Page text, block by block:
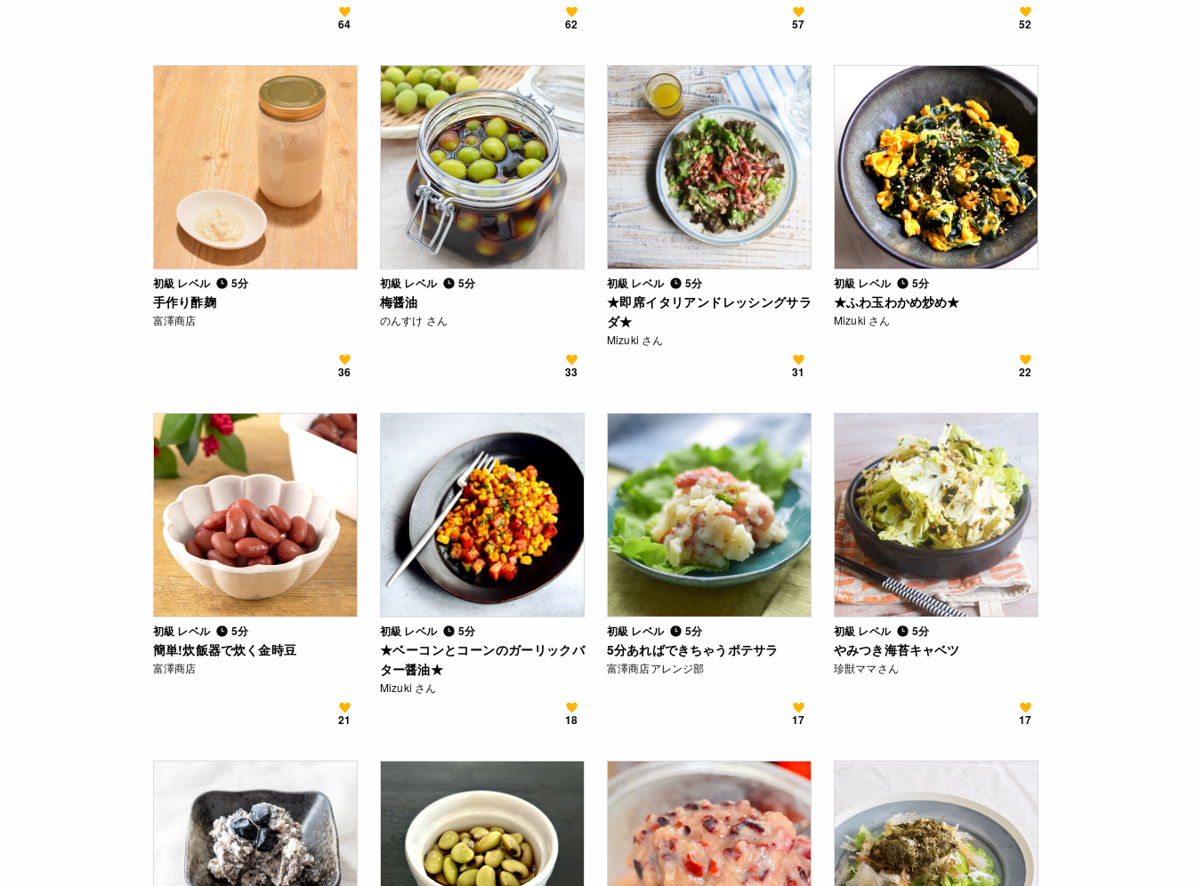
64 62 57 52
初級 レベル 5分
手作り酢麹
富澤商店
36
初級 レベル 5分
梅醤油
のんすけ さん
33
初級 レベル 5分
★即席イタリアンドレッシングサラ
ダ★
Mizuki さん
31
初級 レベル 5分
★ふわ玉わかめ炒め★
Mizuki さん
22
初級 レベル 5分
簡単!炊飯器で炊く金時豆
富澤商店
21
初級 レベル 5分
★ベーコンとコーンのガーリックバ
ター醤油★
Mizuki さん
18
初級 レベル 5分
5分あればできちゃうポテサラ
富澤商店アレンジ部
17
初級 レベル 5分
やみつき海苔キャベツ
珍獣ママさん
17